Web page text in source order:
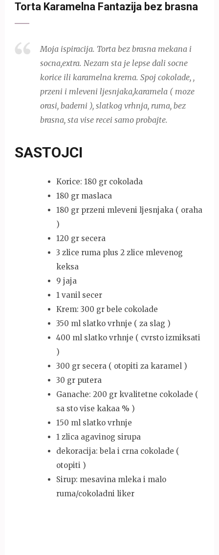
Torta Karamelna Fantazija bez brasna
Moja ispiracija. Torta bez brasna mekana i
socna,extra. Nezam sta je lepse dali socne
korice ili karamelna krema. Spoj cokolade, ,
przeni i mleveni ljesnjaka,karamela ( moze
orasi, bademi ), slatkog vrhnja, ruma, bez
brasna, sta vise recei samo probajte.
SASTOJCI
Korice: 180 gr cokolada
180 gr maslaca
180 gr przeni mleveni ljesnjaka ( oraha
)
120 gr secera
3 zlice ruma plus 2 zlice mlevenog
keksa
9 jaja
1 vanil secer
Krem: 300 gr bele cokolade
350 ml slatko vrhnje ( za slag )
400 ml slatko vrhnje ( cvrsto izmiksati
)
300 gr secera ( otopiti za karamel )
30 gr putera
Ganache: 200 gr kvalitetne cokolade (
sa sto vise kakaa % )
150 ml slatko vrhnje
1 zlica agavinog sirupa
dekoracija: bela i crna cokolade (
otopiti )
Sirup: mesavina mleka i malo
ruma/cokoladni liker